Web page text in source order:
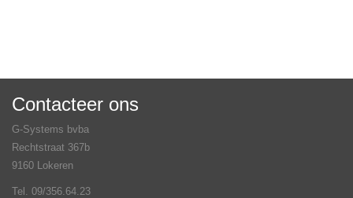
Contacteer ons
G-Systems bvba
Rechtstraat 367b
9160 Lokeren
Tel. 09/356.64.23